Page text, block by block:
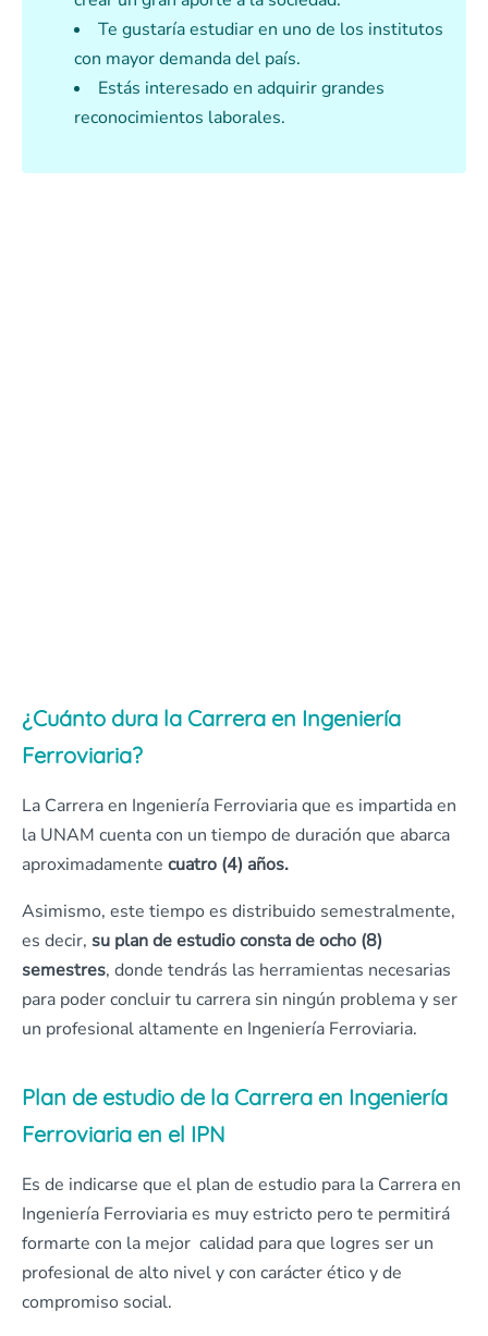
Te gustaría estudiar en uno de los institutos
con mayor demanda del país.
Estás interesado en adquirir grandes
reconocimientos laborales.
¿Cuánto dura la Carrera en Ingeniería
Ferroviaria?
La Carrera en Ingeniería Ferroviaria que es impartida en
la UNAM cuenta con un tiempo de duración que abarca
aproximadamente cuatro (4) años.
Asimismo, este tiempo es distribuido semestralmente,
es decir, su plan de estudio consta de ocho (8)
semestres, donde tendrás las herramientas necesarias
para poder concluir tu carrera sin ningún problema y ser
un profesional altamente en Ingeniería Ferroviaria.
Plan de estudio de la Carrera en Ingeniería
Ferroviaria en el IPN
Es de indicarse que el plan de estudio para la Carrera en
Ingeniería Ferroviaria es muy estricto pero te permitirá
formarte con la mejor calidad para que logres ser un
profesional de alto nivel y con carácter ético y de
compromiso social.